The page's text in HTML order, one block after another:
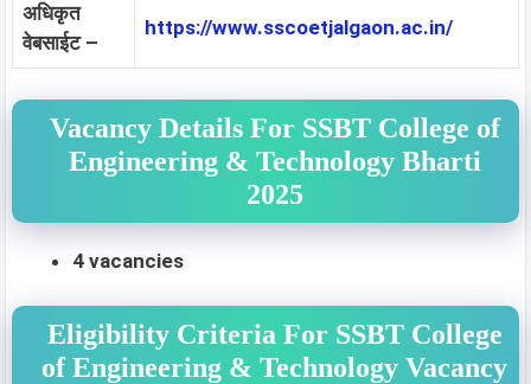
अधिकृत
वेबसाईट –
https://www.sscoetjalgaon.ac.in/
Vacancy Details For SSBT College of
Engineering & Technology Bharti
2025
4 vacancies
Eligibility Criteria For SSBT College
of Engineering & Technology Vacancy